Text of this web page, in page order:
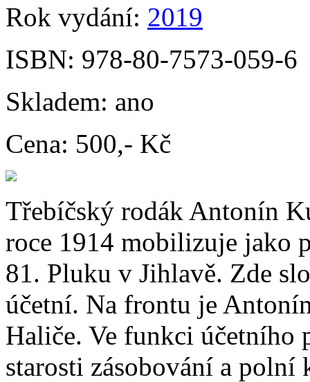
Rok vydání: 2019
ISBN: 978-80-7573-059-6
Skladem: ano
Cena: 500,- Kč
Třebíčský rodák Antonín
roce 1914 mobilizuje jako
81. Pluku v Jihlavě. Zde
účetní. Na frontu je
Haliče. Ve funkci účetního
starosti zásobování a